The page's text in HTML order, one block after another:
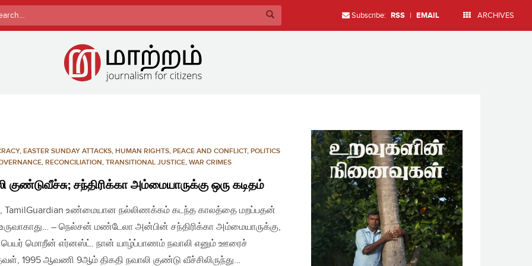
Subscribe: RSS | EMAIL ARCHIVES
, EASTER SUNDAY ATTACKS, HUMAN RIGHTS, PEACE AND CONFLICT, POLITICS
, RECONCILIATION, TRANSITIONAL JUSTICE, WAR CRIMES
குண்டுவீச்சு; சந்திரிக்கா அம்மையாருக்கு ஒரு கடிதம்
TamilGuardian உண்மையான நல்லிணக்கம் கடந்த காலத்தை மறப்பதன்
– நெல்சன் மண்டேலா அன்பின் சந்திரிக்கா அம்மையாருக்கு,
பெயர் மொறீன் எர்னஸ்ட். நான் யாழ்ப்பாணம் நவாலி எனும் ஊரைச்
1995 ஆவணி 9ஆம் திகதி நவாலி குண்டு வீச்சிலிருந்து…